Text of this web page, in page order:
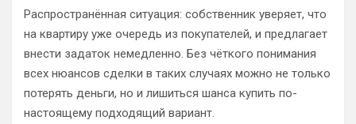
Распространённая ситуация: собственник уверяет, что
на квартиру уже очередь из покупателей, и предлагает
внести задаток немедленно. Без чёткого понимания
всех нюансов сделки в таких случаях можно не только
потерять деньги, но и лишиться шанса купить по-
настоящему подходящий вариант.